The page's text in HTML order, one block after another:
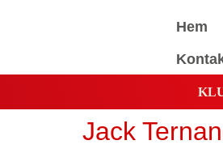
Hem
Jack